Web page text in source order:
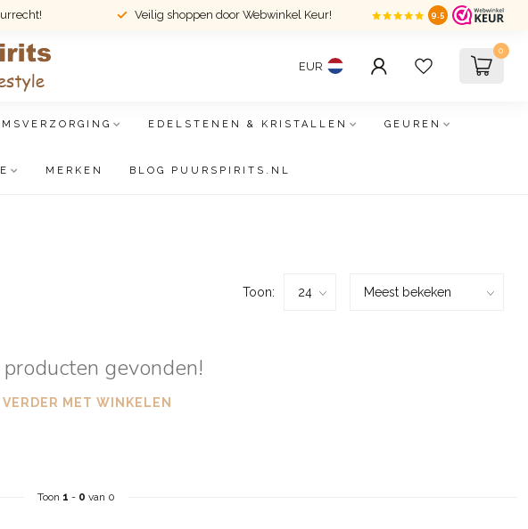
Veilig shoppen door Webwinkel Keur! 9.5
EUR
0
EDELSTENEN & KRISTALLEN GEUREN
MERKEN BLOG PUURSPIRITS.NL
Toon:
producten gevonden!
VERDER MET WINKELEN
Toon 1 - 0 van 0